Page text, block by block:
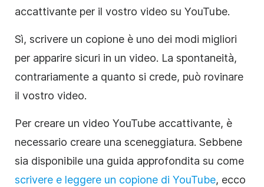
accattivante per il vostro video su YouTube.
Sì, scrivere un copione è uno dei modi migliori
per apparire sicuri in un video. La spontaneità,
contrariamente a quanto si crede, può rovinare
il vostro video.
Per creare un video YouTube accattivante, è
necessario creare una sceneggiatura. Sebbene
sia disponibile una guida approfondita su come
scrivere e leggere un copione di YouTube, ecco